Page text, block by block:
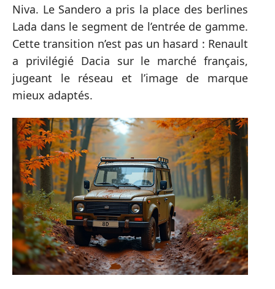
Niva. Le Sandero a pris la place des berlines
Lada dans le segment de l’entrée de gamme.
Cette transition n’est pas un hasard : Renault
a privilégié Dacia sur le marché français,
jugeant le réseau et l’image de marque
mieux adaptés.